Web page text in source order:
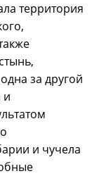
территория
за другой
и
и чучела